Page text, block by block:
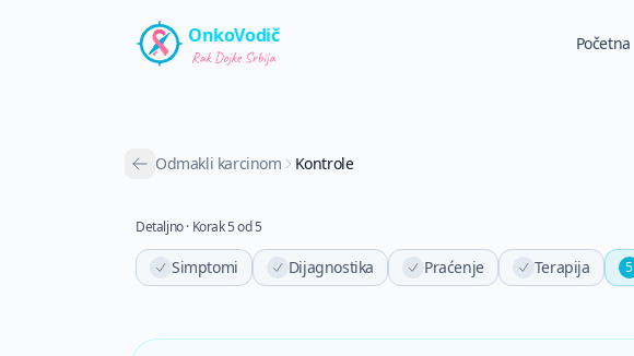
OnkoVodič
Početna
Odmakli karcinom Kontrole
Detaljno· Korak5 od5
Simptomi Dijagnostika Praćenje Terapija 5